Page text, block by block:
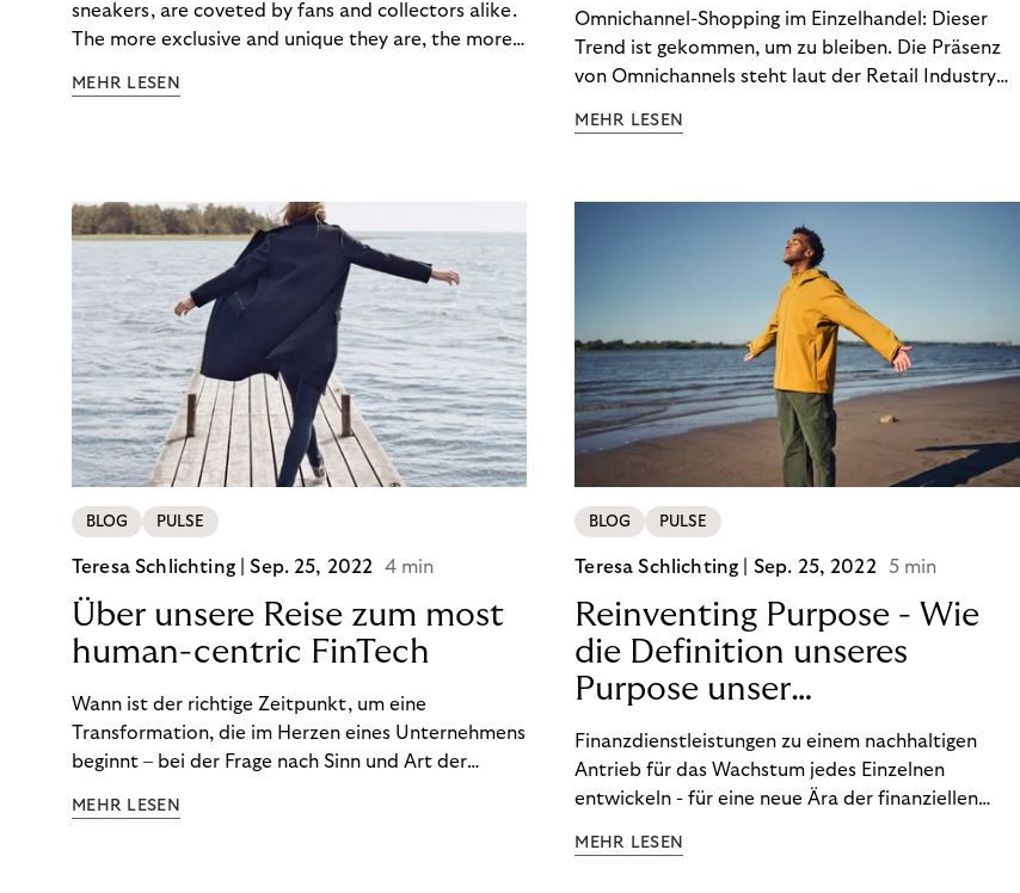
sneakers, are coveted by fans and collectors alike.
The more exclusive and unique they are, the more
industry uses artificial scarcity, also known as a
value. You might be thinking, “Kerching!”. But this is
really an unwanted side effect – one which more
and more companies are taking technical steps to
tackle.
MEHR LESEN
Omnichannel-Shopping im Einzelhandel: Dieser
Trend ist gekommen, um zu bleiben. Die Präsenz
von Omnichannels steht laut der Retail Industry
nicht mehr verzichtet werden kann. Ein fester
online ein und holen die Ware im Shop ab. BOPIS
bietet zwar viele Vorteile, hat aber auch seinen
Preis. Potenzielle Betrugsfälle oder zusätzliche
Betriebskosten sind nur einige der Risiken. Ist es
das also wert? Wir stellen die Vor- und Nachteile
von BOPIS vor.
MEHR LESEN
BLOG PULSE
Teresa Schlichting |Sep. 25, 2022 4 min
Über unsere Reise zum most
human-centric FinTech
Wann ist der richtige Zeitpunkt, um eine
Transformation, die im Herzen eines Unternehmens
beginnt – bei der Frage nach Sinn und Art der
kommuniziert man ein Ziel, das so ganzheitlich ist,
MEHR LESEN
BLOG PULSE
Teresa Schlichting | Sep. 25, 2022 5 min
Reinventing Purpose - Wie
die Definition unseres
Purpose unser
Transformation beeinflusst
hat!
Finanzdienstleistungen zu einem nachhaltigen
Antrieb für das Wachstum jedes Einzelnen
entwickeln - für eine neue Ära der finanziellen
Startpunkt unserer Transformation. Lesen Sie mehr
MEHR LESEN